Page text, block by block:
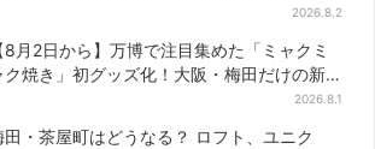
2026.8.2
8月2日から】万博で注目集めた「ミャクミ
ク焼き」初グッズ化！大阪・梅田だけの新
2026.8.1
田・茶屋町はどうなる？ ロフト、ユニク